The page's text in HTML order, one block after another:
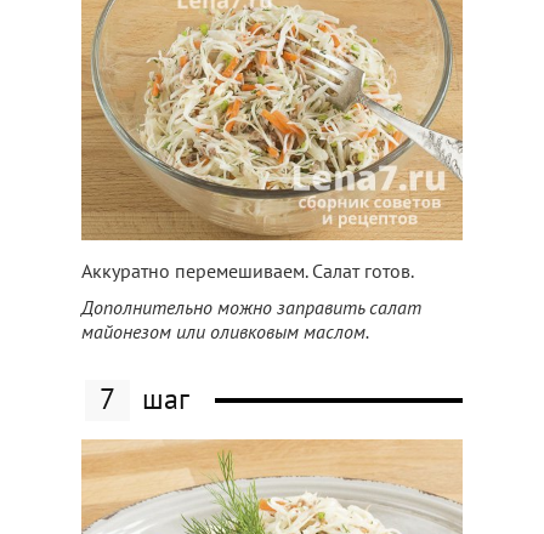
Аккуратно перемешиваем. Салат готов.
Дополнительно можно заправить салат
майонезом или оливковым маслом.
7 шаг